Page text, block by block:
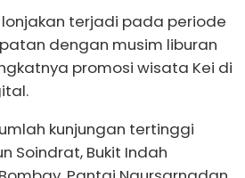
terjadi pada periode
dengan musim liburan
promosi wisata Kei di
kunjungan tertinggi
Soindrat, Bukit Indah